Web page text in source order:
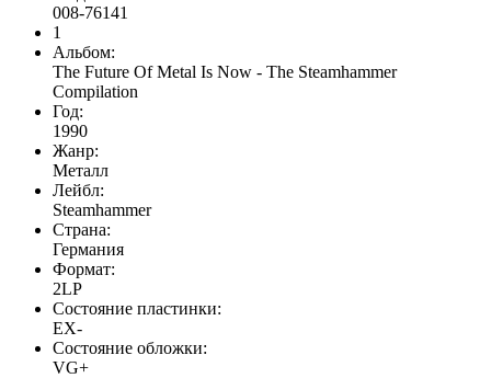
008-76141
1
Альбом:
The Future Of Metal Is Now - The Steamhammer
Compilation
Год:
1990
Жанр:
Металл
Лейбл:
Steamhammer
Страна:
Германия
Формат:
2LP
Состояние пластинки:
EX-
Состояние обложки:
VG+